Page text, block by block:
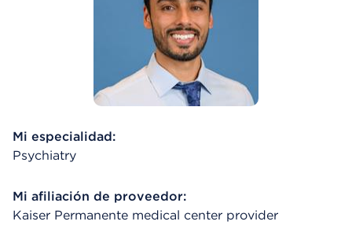
Mi especialidad:
Psychiatry
Mi afiliación de proveedor:
Kaiser Permanente medical center provider